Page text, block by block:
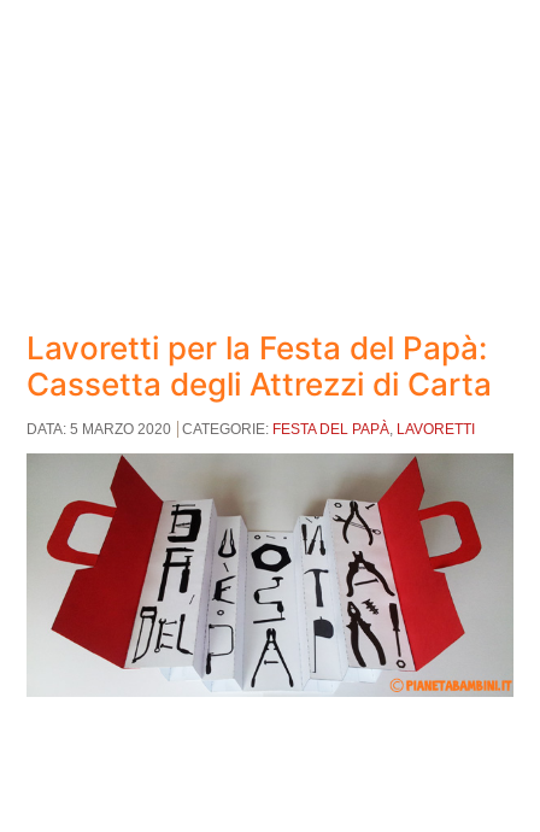
Lavoretti per la Festa del Papà:
Cassetta degli Attrezzi di Carta
DATA: 5 MARZO 2020 CATEGORIE: FESTA DEL PAPÀ, LAVORETTI